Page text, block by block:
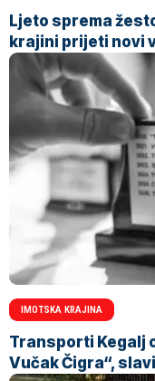
Ljeto sprema
krajini prijeti novi
IMOTSKA KRAJINA
Transporti Kegalj
Vučak Čigra“,